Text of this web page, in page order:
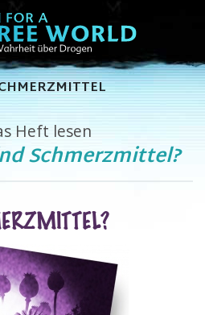
Heft lesen
Schmerzmittel?